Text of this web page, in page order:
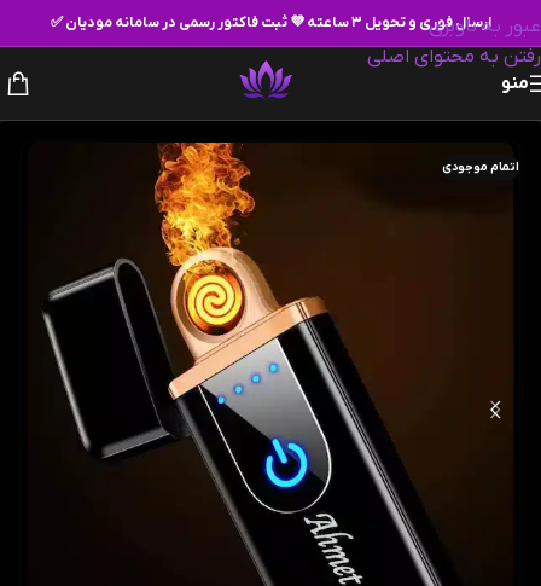
عبور به ناوبری
رفتن به محتوای اصلی
ارسال فوری و تحویل ۳ ساعته 💜 ثبت فاکتور رسمی در سامانه مودیان ✅
منو
اتمام موجودی